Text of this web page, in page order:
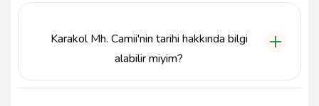
Karakol Mh. Camii'nin tarihi hakkında bilgi
alabilir miyim?
Karakol Mh. Camii, Balıkesir bölgesindeki en köklü